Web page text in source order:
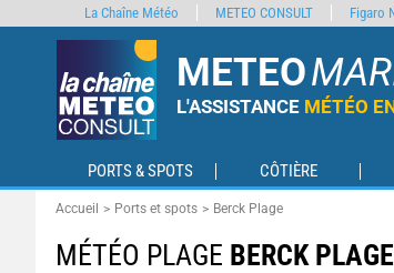
METEO
L'ASSISTANCE MÉTÉO
PORTS & SPOTS CÔTIÈRE
Accueil Ports et spots Berck Plage
MÉTÉO PLAGE BERCK PLAGE
La Chaîne Météo METEO CONSULT Figaro